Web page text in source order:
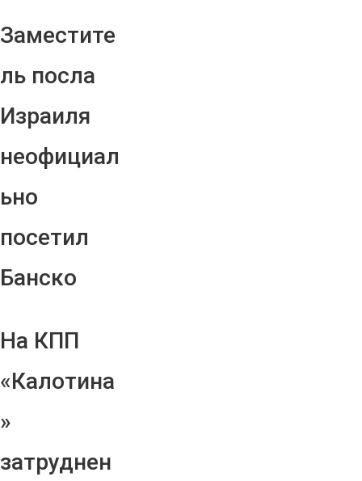
Заместите
ль посла
Израиля
неофициал
ьно
посетил
Банско
На КПП
«Калотина
»
затруднен